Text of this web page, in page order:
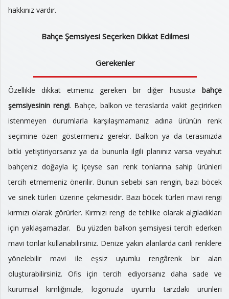
hakkınız vardır.
Bahçe Şemsiyesi Seçerken Dikkat Edilmesi
Gerekenler
Özellikle dikkat etmeniz gereken bir diğer hususta bahçe
şemsiyesinin rengi. Bahçe, balkon ve teraslarda vakit geçirirken
istenmeyen durumlarla karşılaşmamanız adına ürünün renk
seçimine özen göstermeniz gerekir. Balkon ya da terasınızda
bitki yetiştiriyorsanız ya da bununla ilgili planınız varsa veyahut
bahçeniz doğayla iç içeyse sarı renk tonlarına sahip ürünleri
tercih etmemeniz önerilir. Bunun sebebi sarı rengin, bazı böcek
ve sinek türleri üzerine çekmesidir. Bazı böcek türleri mavi rengi
kırmızı olarak görürler. Kırmızı rengi de tehlike olarak algıladıkları
için yaklaşamazlar. Bu yüzden balkon şemsiyesi tercih ederken
mavi tonlar kullanabilirsiniz. Denize yakın alanlarda canlı renklere
yönelebilir mavi ile eşsiz uyumlu rengârenk bir alan
oluşturabilirsiniz. Ofis için tercih ediyorsanız daha sade ve
kurumsal kimliğinizle, logonuzla uyumlu tarzdaki ürünleri